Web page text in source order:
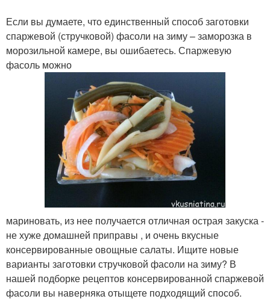
Если вы думаете, что единственный способ заготовки
спаржевой (стручковой) фасоли на зиму – заморозка в
морозильной камере, вы ошибаетесь. Спаржевую
фасоль можно
мариновать, из нее получается отличная острая закуска -
не хуже домашней приправы , и очень вкусные
консервированные овощные салаты. Ищите новые
варианты заготовки стручковой фасоли на зиму? В
нашей подборке рецептов консервированной спаржевой
фасоли вы наверняка отыщете подходящий способ.